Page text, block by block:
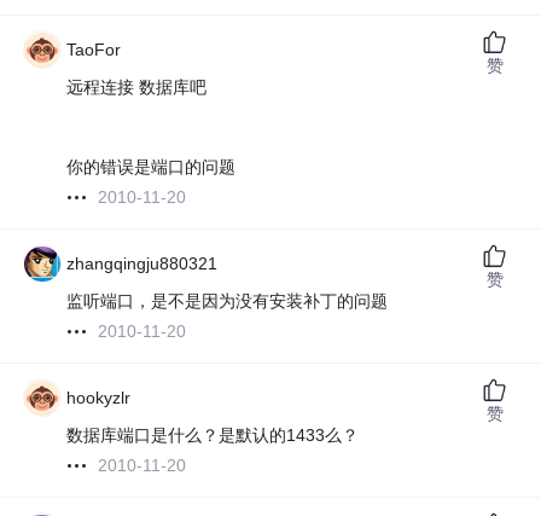
TaoFor
远程连接 数据库吧
你的错误是端口的问题
2010-11-20
赞
zhangqingju880321
监听端口，是不是因为没有安装补丁的问题
2010-11-20
赞
hookyzlr
数据库端口是什么？是默认的1433么？
2010-11-20
赞